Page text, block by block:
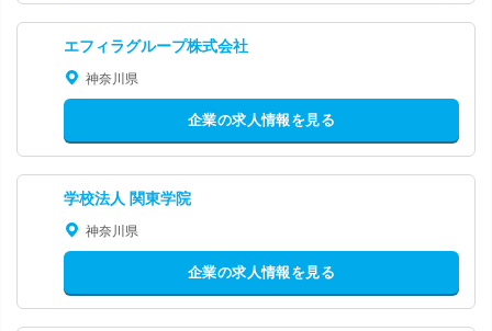
エフィラグループ株式会社
神奈川県
企業の求人情報を見る
学校法人 関東学院
神奈川県
企業の求人情報を見る